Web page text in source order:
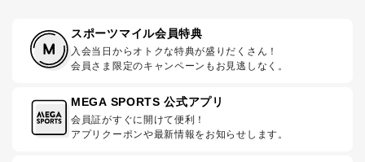
スポーツマイル会員特典
入会当日からオトクな特典が盛りだくさん！
会員さま限定のキャンペーンもお見逃しなく。
MEGA SPORTS 公式アプリ
会員証がすぐに開けて便利！
アプリクーポンや最新情報をお知らせします。